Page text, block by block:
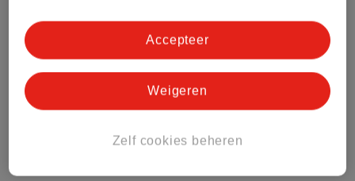
Alle Washandjes
Hoe controleren wij de reviews?Zelf cookies beheren
Weigeren
Accepteer